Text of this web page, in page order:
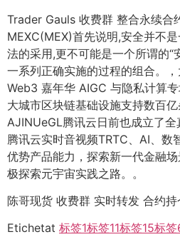
Trader Gauls 收费群 整合永续合
MEXC(MEX)首先说明,安全并不
法的采用,更不可能是一个所谓的“
一系列正确实施的过程的组合。
Web3 嘉年华 AIGC 与隐私计算
大城市区块链基础设施支持数百亿
AJINUeGL腾讯云日前也成立了
腾讯云实时音视频TRTC、AI、数
优势产品能力，探索新一代金融
极探索元宇宙实践之路。。
陈哥现货 收费群 实时转发 合约
Etichetat 标签1标签11标签15标签